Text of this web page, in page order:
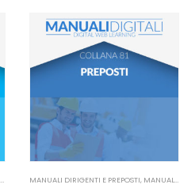
MANUALI DIRIGENTI E PREPOSTI, MANUALI SICUREZZA SUL LAVORO